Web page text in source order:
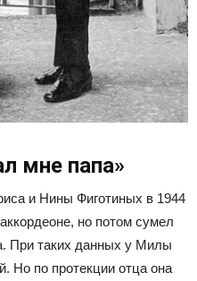
мне папа»
и Нины Фиготиных в 1944
но потом сумел
При таких данных у Милы
Но по протекции отца она